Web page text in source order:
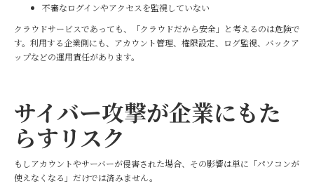
不審なログインやアクセスを監視していない
クラウドサービスであっても、「クラウドだから安全」と考えるのは危険で
す。利用する企業側にも、アカウント管理、権限設定、ログ監視、バックア
ップなどの運用責任があります。
サイバー攻撃が企業にもた
らすリスク
もしアカウントやサーバーが侵害された場合、その影響は単に「パソコンが
使えなくなる」だけでは済みません。